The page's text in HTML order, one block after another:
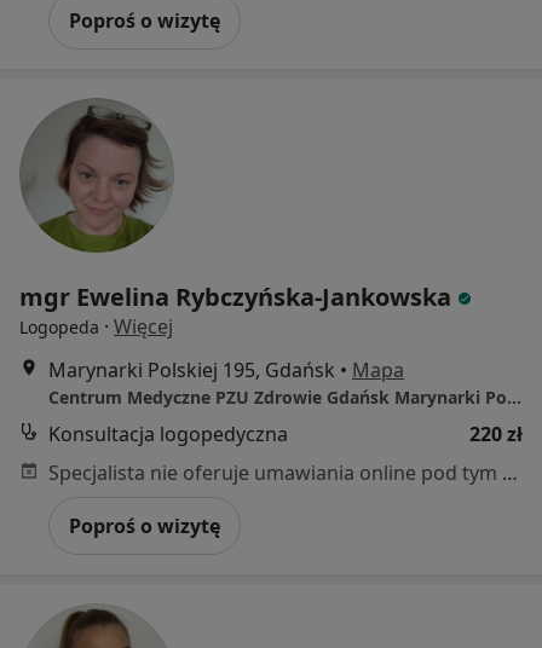
Poproś o wizytę
mgr Ewelina Rybczyńska-Jankowska
Logopeda · Więcej
Marynarki Polskiej 195, Gdańsk • Mapa
Centrum Medyczne PZU Zdrowie Gdańsk Marynarki Polskiej
Konsultacja logopedyczna
220 zł
Specjalista nie oferuje umawiania online pod tym adresem.
Poproś o wizytę